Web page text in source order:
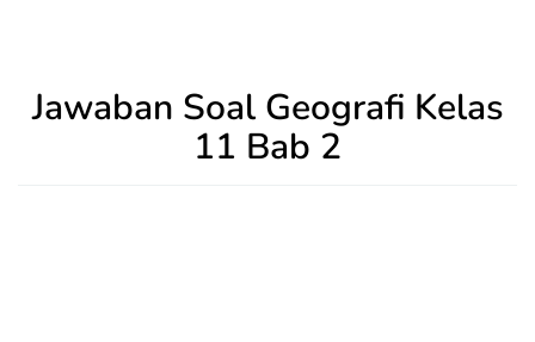
Jawaban Soal Geografi Kelas
11 Bab 2